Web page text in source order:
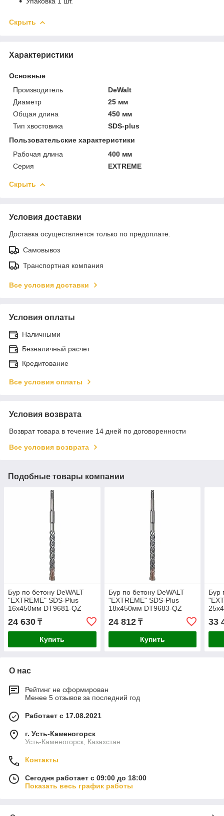
Скрыть
Характеристики
Основные
Производитель
DeWalt
Диаметр
25 мм
Общая длина
450 мм
Тип хвостовика
SDS-plus
Пользовательские характеристики
Рабочая длина
400 мм
Серия
EXTREME
Скрыть
Условия доставки
Доставка осуществляется только по предоплате.
Самовывоз
Транспортная компания
Все условия доставки
Условия оплаты
Наличными
Безналичный расчет
Кредитование
Все условия оплаты
Условия возврата
Возврат товара в течение 14 дней по договоренности
Все условия возврата
Подобные товары компании
Бур по бетону DeWALT
"EXTREME" SDS-Plus
16х450мм DT9681-QZ
24 630 ₸
Купить
Бур по бетону DeWALT
"EXTREME" SDS-Plus
18х450мм DT9683-QZ
24 812₸
Купить
Бур
33
О нас
Рейтинг не сформирован
Менее 5 отзывов за последний год
Работает с 17.08.2021
г. Усть-Каменогорск
Усть-Каменогорск, Казахстан
Контакты
Сегодня работает с 09:00 до 18:00
Показать весь график работы